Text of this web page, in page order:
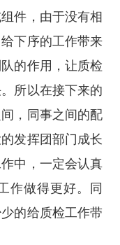
件，由于没有相
下序的工作带来
的作用，让质检
所以在接下来的
，同事之间的配
发挥团部门成长
中，一定会认真
作做得更好。同
的给质检工作带